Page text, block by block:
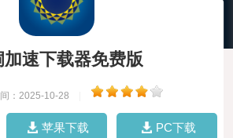
加速下载器免费版
：2025-10-28
苹果下载 PC下载